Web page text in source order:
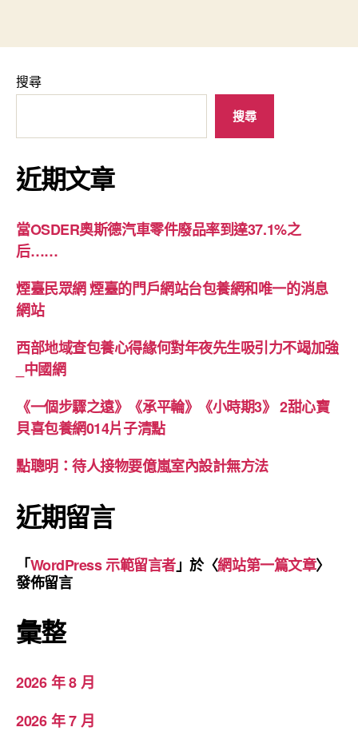
搜尋
搜尋
近期文章
當OSDER奧斯德汽車零件廢品率到達37.1%之
后……
煙臺民眾網 煙臺的門戶網站台包養網和唯一的消息
網站
西部地域查包養心得緣何對年夜先生吸引力不竭加強
_中國網
《一個步驟之遠》《承平輪》《小時期3》 2甜心寶
貝喜包養網014片子清點
點聰明：待人接物要億嵐室內設計無方法
近期留言
「WordPress 示範留言者」於〈網站第一篇文章〉
發佈留言
彙整
2026 年 8 月
2026 年 7 月